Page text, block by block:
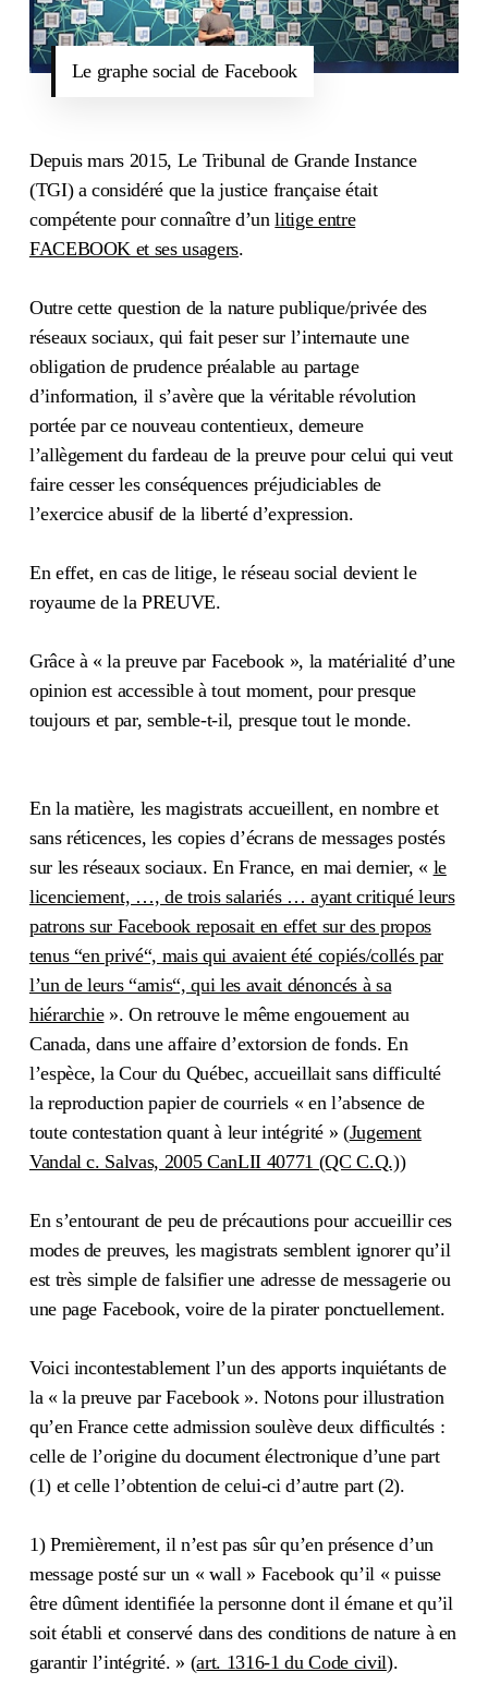
Le graphe social de Facebook
Depuis mars 2015, Le Tribunal de Grande Instance
(TGI) a considéré que la justice française était
compétente pour connaître d’unlitige entre
FACEBOOK et ses usagers.
Outre cette question de la nature publique/privée des
réseaux sociaux, qui fait peser sur l’internaute une
obligation de prudence préalable au partage
d’information, il s’avère que la véritable révolution
portée par ce nouveau contentieux, demeure
l’allègement du fardeau de la preuve pour celui qui veut
faire cesser les conséquences préjudiciables de
l’exercice abusif de la liberté d’expression.
En effet, en cas de litige, le réseau social devient le
royaume de la PREUVE.
Grâce à « la preuve par Facebook », la matérialité d’une
opinion est accessible à tout moment, pour presque
toujours et par, semble-t-il, presque tout le monde.
En la matière, les magistrats accueillent, en nombre et
sans réticences, les copies d’écrans de messages postés
sur les réseaux sociaux. En France, en mai dernier, « le
licenciement, …, de trois salariés … ayant critiqué leurs
patrons sur Facebook reposait en effet sur des propos
tenus “en privé“, mais qui avaient été copiés/collés par
l’un de leurs “amis“, qui les avait dénoncés à sa
hiérarchie». On retrouve le même engouement au
Canada, dans une affaire d’extorsion de fonds. En
l’espèce, la Cour du Québec, accueillait sans difficulté
la reproduction papier de courriels « en l’absence de
toute contestation quant à leur intégrité » (Jugement
Vandal c. Salvas, 2005 CanLII 40771 (QC C.Q.))
En s’entourant de peu de précautions pour accueillir ces
modes de preuves, les magistrats semblent ignorer qu’il
est très simple de falsifier une adresse de messagerie ou
une page Facebook, voire de la pirater ponctuellement.
Voici incontestablement l’un des apports inquiétants de
la « la preuve par Facebook ». Notons pour illustration
qu’en France cette admission soulève deux difficultés :
celle de l’origine du document électronique d’une part
(1) et celle l’obtention de celui-ci d’autre part (2).
1) Premièrement, il n’est pas sûr qu’en présence d’un
message posté sur un « wall » Facebook qu’il « puisse
être dûment identifiée la personne dont il émane et qu’il
soit établi et conservé dans des conditions de nature à en
garantir l’intégrité. » (art. 1316-1 du Code civil).